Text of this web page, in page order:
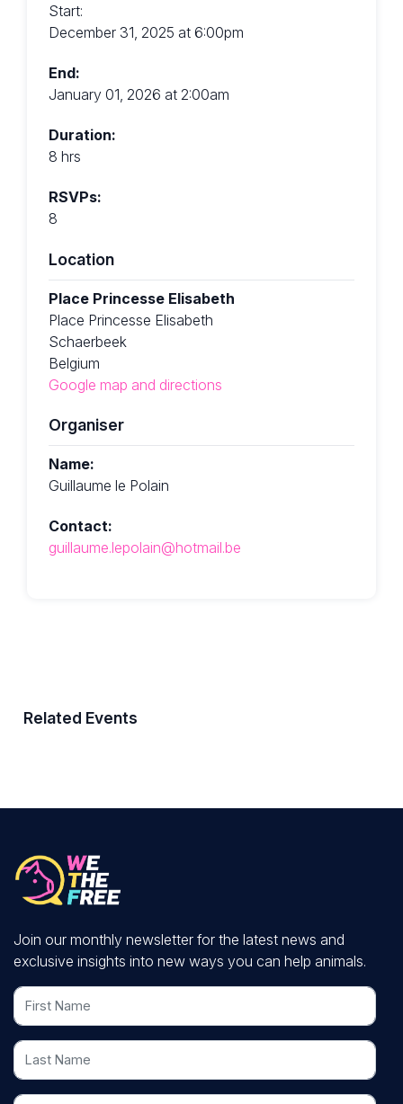
Start:
December 31, 2025 at 6:00pm
End:
January 01, 2026 at 2:00am
Duration:
8 hrs
RSVPs:
8
Location
Place Princesse Elisabeth
Place Princesse Elisabeth
Schaerbeek
Belgium
Google map and directions
Organiser
Name:
Guillaume le Polain
Contact:
guillaume.lepolain@hotmail.be
Related Events
Join our monthly newsletter for the latest news and
exclusive insights into new ways you can help animals.
First Name
Last Name